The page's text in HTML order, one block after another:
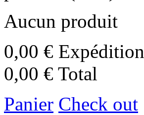
Aucun produit
0,00 € Expédition
0,00 € Total
Panier Check out